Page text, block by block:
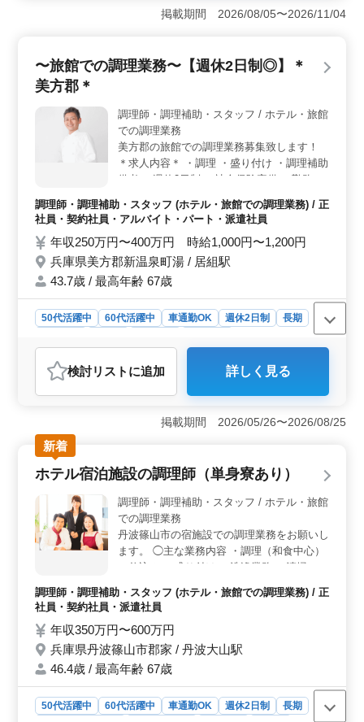
給されるため、安定した収入が確保できます。昇給制度
もあり、努力や成果が反映される環境です。雇用・労
が軽減されます。残業が少なく、週休二日制でプライベ
ートも充実。就業時間が選べるため、自分のライフスタ
り、経済的な負担が軽減されます。 ＜年齢と経験
＞ シニア世代の方も活躍しており、長年の経験が活か
せる職場です。調理経験が1年以上あれば、特別な資格は
必要なく、幅広い年齢層が働きやすい環境が整っていま
す。経験を活かしつつ、新たなスキルも身につけられる
掲載期間 2026/08/05〜2026/11/04
〜旅館での調理業務〜【週休2日制◎】＊
美方郡＊
調理師・調理補助・スタッフ / ホテル・旅館
での調理業務
美方郡の旅館での調理業務募集致します！
＊求人内容＊ ・調理 ・盛り付け ・調理補助
備考 ・週休2日制 ・社会保険完備 ・勤務時
ンクのある方もご応募可能！ まずお気軽に
お問い合わせください◎
調理師・調理補助・スタッフ (ホテル・旅館での調理業務) / 正
社員・契約社員・アルバイト・パート・派遣社員
年収250万円〜400万円 時給1,000円〜1,200円
兵庫県美方郡新温泉町湯 / 居組駅
43.7歳 / 最高年齢 67歳
50代活躍中 60代活躍中 車通勤OK 週休2日制
長期
調理師・調理補助・スタッフ
おすすめポイント
＜ワークライフバランス＞ 週休2日制を採用しており、
仕事とプライベートのバランスを大切にしながら働ける
環境です。長期勤務が可能で、安定して働きたい方に適
しています。 ＜幅広い年齢層が活躍中＞ 50代、60
代の採用実績があり、ブランクのある方も歓迎で、経験
を活かして再びキャリアを築きたい方にも最適です。年
齢を問わず活躍できる職場です。 ＜充実した福利厚
生＞ 社会保険完備で、福利厚生面も充実しておりま
す。 また、車通勤が可能で通勤の利便性も高いです。
検討リスト に追加 詳しく見る
掲載期間 2026/05/26〜2026/08/25
新着
ホテル宿泊施設の調理師（単身寮あり）
調理師・調理補助・スタッフ / ホテル・旅館
での調理業務
丹波篠山市の宿施設での調理業務をお願いし
ます。 ◯主な業務内容 ・調理（和食中心）
・仕込み ・盛り付け ・洗浄業務 ・清掃 な
を募集しています。 和食調理経験がある
方、資格をお持ちの方のご応募をお待ちして
います。 職場は、50歳以上のベテランが多
く働きやすい職場となっています。 アット
ホームな職場で、今までのスキルを活かしま
寮あり ☆マイカー通勤OK ☆60代も活躍中
調理師・調理補助・スタッフ (ホテル・旅館での調理業務) / 正
社員・契約社員・派遣社員
年収350万円〜600万円
兵庫県丹波篠山市郡家 / 丹波大山駅
46.4歳 / 最高年齢 67歳
50代活躍中 60代活躍中 車通勤OK 週休2日制
長期